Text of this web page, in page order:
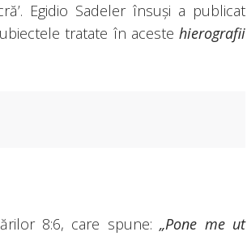
Egidio Sadeler însuși a publicat
tratate în acestehierografii
8:6, care spune:„Pone me ut